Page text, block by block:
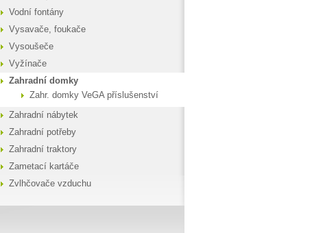
Vodní fontány
Vysavače, foukače
Vysoušeče
Vyžínače
Zahradní domky
Zahr. domky VeGA příslušenství
Zahradní nábytek
Zahradní potřeby
Zahradní traktory
Zametací kartáče
Zvlhčovače vzduchu